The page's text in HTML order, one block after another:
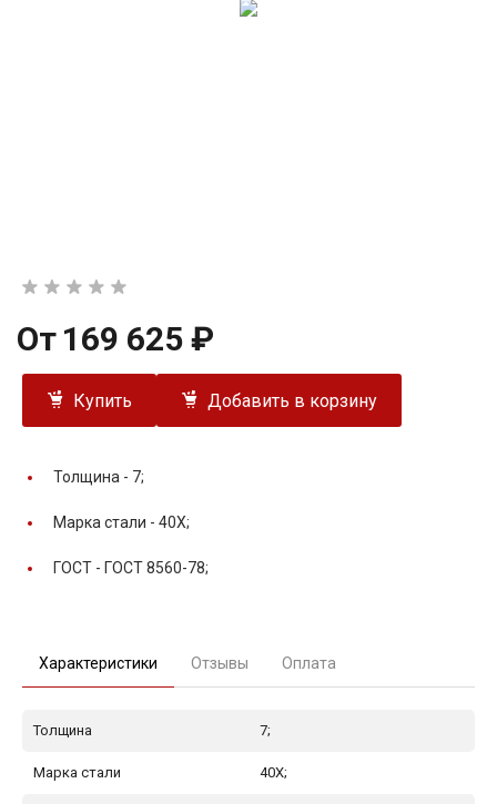
От 169 625 ₽
Купить Добавить в корзину
Толщина - 7;
Марка стали - 40Х;
ГОСТ - ГОСТ 8560-78;
Характеристики Отзывы Оплата
Толщина 7;
Марка стали 40Х;